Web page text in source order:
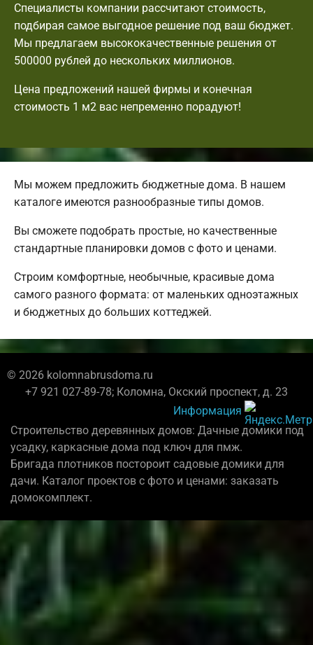
Специалисты компании рассчитают стоимость,
подбирая самое выгодное решение под ваш бюджет.
Мы предлагаем высококачественные решения от
500000 рублей до нескольких миллионов.
Цена предложений нашей фирмы и конечная
стоимость 1 м2 вас непременно порадуют!
Мы можем предложить бюджетные дома. В нашем
каталоге имеются разнообразные типы домов.
Вы сможете подобрать простые, но качественные
стандартные планировки домов с фото и ценами.
Строим комфортные, необычные, красивые дома
самого разного формата: от маленьких одноэтажных
и бюджетных до больших коттеджей.
© 2026 kolomnabrusdoma.ru
+7 921 027-89-78; Коломна, Окский проспект, д. 23
Информация
Строительство деревянных домов: Дачные домики под
усадку, каркасные дома под ключ для пмж.
Бригада плотников постороит садовые домики для
дачи. Каталог проектов с фото и ценами: заказать
домокомплект.